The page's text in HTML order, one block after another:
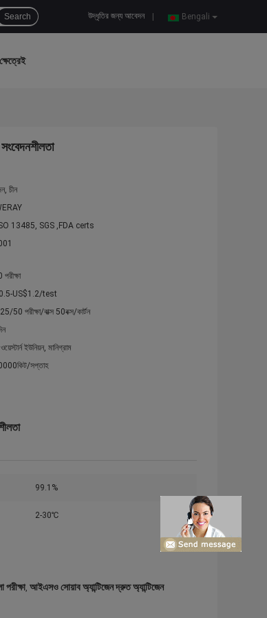
Bengali
উদ্ধৃতির জন্য আবেদন
Search
চীন
13485, SGS ,FDA certs
US$1.2/test
50 পরীক্ষা/বাক্স 50বক্স/কার্টন
ইউনিয়ন, মানিগ্রাম
সপ্তাহ
99.1%
2-30℃
, আইএসও সোয়াব অ্যান্টিজেন দ্রুত অ্যান্টিজেন